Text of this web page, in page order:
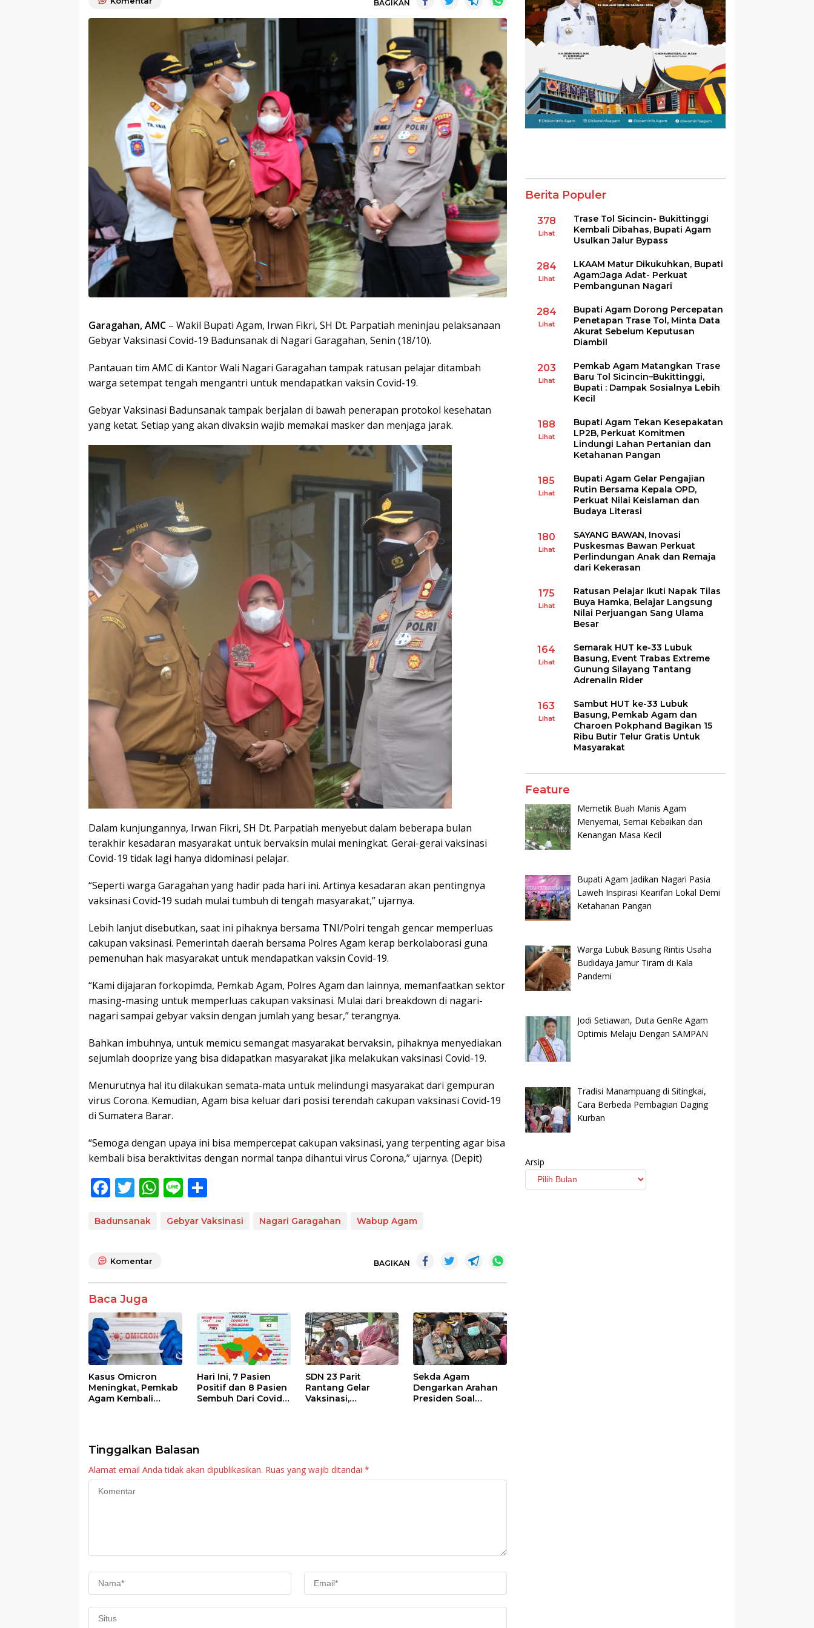
BAGIKAN
Garagahan, AMC – Wakil Bupati Agam, Irwan Fikri, SH Dt. Parpatiah meninjau pelaksanaan
Gebyar Vaksinasi Covid-19 Badunsanak di Nagari Garagahan, Senin (18/10).
Pantauan tim AMC di Kantor Wali Nagari Garagahan tampak ratusan pelajar ditambah
warga setempat tengah mengantri untuk mendapatkan vaksin Covid-19.
Gebyar Vaksinasi Badunsanak tampak berjalan di bawah penerapan protokol kesehatan
yang ketat. Setiap yang akan divaksin wajib memakai masker dan menjaga jarak.
Dalam kunjungannya, Irwan Fikri, SH Dt. Parpatiah menyebut dalam beberapa bulan
terakhir kesadaran masyarakat untuk bervaksin mulai meningkat. Gerai-gerai vaksinasi
Covid-19 tidak lagi hanya didominasi pelajar.
“Seperti warga Garagahan yang hadir pada hari ini. Artinya kesadaran akan pentingnya
vaksinasi Covid-19 sudah mulai tumbuh di tengah masyarakat,” ujarnya.
Lebih lanjut disebutkan, saat ini pihaknya bersama TNI/Polri tengah gencar memperluas
cakupan vaksinasi. Pemerintah daerah bersama Polres Agam kerap berkolaborasi guna
pemenuhan hak masyarakat untuk mendapatkan vaksin Covid-19.
“Kami dijajaran forkopimda, Pemkab Agam, Polres Agam dan lainnya, memanfaatkan sektor
masing-masing untuk memperluas cakupan vaksinasi. Mulai dari breakdown di nagari-
nagari sampai gebyar vaksin dengan jumlah yang besar,” terangnya.
Bahkan imbuhnya, untuk memicu semangat masyarakat bervaksin, pihaknya menyediakan
sejumlah dooprize yang bisa didapatkan masyarakat jika melakukan vaksinasi Covid-19.
Menurutnya hal itu dilakukan semata-mata untuk melindungi masyarakat dari gempuran
virus Corona. Kemudian, Agam bisa keluar dari posisi terendah cakupan vaksinasi Covid-19
di Sumatera Barar.
“Semoga dengan upaya ini bisa mempercepat cakupan vaksinasi, yang terpenting agar bisa
kembali bisa beraktivitas dengan normal tanpa dihantui virus Corona,” ujarnya. (Depit)
F
e
o
o
k
T
itt
W
at
p
Li
e ar
Badunsanak Gebyar Vaksinasi Nagari Garagahan Wabup Agam
Komentar BAGIKAN
Baca Juga
Kasus Omicron
Meningkat, Pemkab
Agam Kembali
Hari Ini, 7 Pasien
Positif dan 8 Pasien
Sembuh Dari Covid-
SDN 23 Parit
Rantang Gelar
Vaksinasi,
Sekda Agam
Dengarkan Arahan
Presiden Soal
Tinggalkan Balasan
Alamat email Anda tidak akan dipublikasikan. Ruas yang wajib ditandai *
Berita Populer
378
Lihat
Trase Tol Sicincin- Bukittinggi
Kembali Dibahas, Bupati Agam
Usulkan Jalur Bypass
284
Lihat
LKAAM Matur Dikukuhkan, Bupati
Agam:Jaga Adat- Perkuat
Pembangunan Nagari
284
Lihat
Bupati Agam Dorong Percepatan
Penetapan Trase Tol, Minta Data
Akurat Sebelum Keputusan
Diambil
203
Lihat
Pemkab Agam Matangkan Trase
Baru Tol Sicincin–Bukittinggi,
Bupati : Dampak Sosialnya Lebih
Kecil
188
Lihat
Bupati Agam Tekan Kesepakatan
LP2B, Perkuat Komitmen
Lindungi Lahan Pertanian dan
Ketahanan Pangan
185
Lihat
Bupati Agam Gelar Pengajian
Rutin Bersama Kepala OPD,
Perkuat Nilai Keislaman dan
Budaya Literasi
180
Lihat
SAYANG BAWAN, Inovasi
Puskesmas Bawan Perkuat
Perlindungan Anak dan Remaja
dari Kekerasan
175
Lihat
Ratusan Pelajar Ikuti Napak Tilas
Buya Hamka, Belajar Langsung
Nilai Perjuangan Sang Ulama
Besar
164
Lihat
Semarak HUT ke-33 Lubuk
Basung, Event Trabas Extreme
Gunung Silayang Tantang
Adrenalin Rider
163
Lihat
Sambut HUT ke-33 Lubuk
Basung, Pemkab Agam dan
Charoen Pokphand Bagikan 15
Ribu Butir Telur Gratis Untuk
Masyarakat
Feature
Memetik Buah Manis Agam
Menyemai, Semai Kebaikan dan
Kenangan Masa Kecil
Bupati Agam Jadikan Nagari Pasia
Laweh Inspirasi Kearifan Lokal Demi
Ketahanan Pangan
Warga Lubuk Basung Rintis Usaha
Budidaya Jamur Tiram di Kala
Pandemi
Jodi Setiawan, Duta GenRe Agam
Optimis Melaju Dengan SAMPAN
Tradisi Manampuang di Sitingkai,
Cara Berbeda Pembagian Daging
Kurban
Arsip